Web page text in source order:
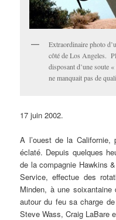
Extraordinaire photo
côté de Los Angeles.
disposant d’une soute
ne manquait pas de
17 juin 2002.
A l’ouest de la
éclaté. Depuis quelques
de la compagnie Hawkins
Service, effectue des
Minden, à une
autour du feu sa charge
Steve Wass, Craig LaBare